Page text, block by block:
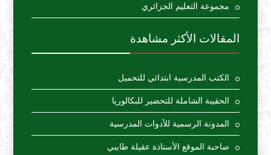
مجموعة التعليم الجزائري
المقالات الأكثر مشاهدة
الكتب المدرسية ابتدائي للتحميل
الحقيبة الشاملة للتحضير للبكالوريا
المدونة الرسمية للأدوات المدرسية
صاحبة الموقع الأستاذة عقيلة طايبي